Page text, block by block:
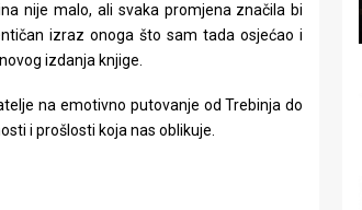
nije malo, ali svaka promjena značila bi
izraz onoga što sam tada osjećao i
izdanja knjige.
na emotivno putovanje od Trebinja do
i prošlosti koja nas oblikuje.